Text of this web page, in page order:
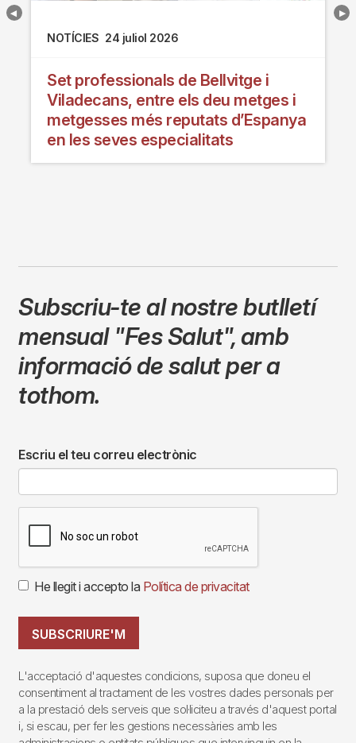
NOTÍCIES 24 juliol 2026
Set professionals de Bellvitge i
Viladecans, entre els deu metges i
metgesses més reputats d’Espanya
en les seves especialitats
Subscriu-te al nostre butlletí
mensual "Fes Salut",amb
informació de salut per a
tothom.
Escriu el teu correu electrònic
He llegit i accepto la Política de privacitat
SUBSCRIURE'M
L'acceptació d'aquestes condicions, suposa que doneu el
consentiment al tractament de les vostres dades personals per
a la prestació dels serveis que sol·liciteu a través d'aquest portal
i, si escau, per fer les gestions necessàries amb les